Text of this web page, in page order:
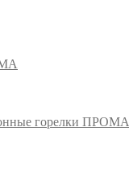
горелки ПРОМА